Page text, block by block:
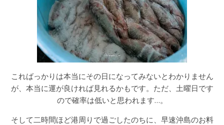
こればっかりは本当にその日になってみないとわかりません
が、本当に運が良ければ見れるかもです。ただ、土曜日です
ので確率は低いと思われます…。
そして二時間ほど港周りで過ごしたのちに、早速沖島のお料